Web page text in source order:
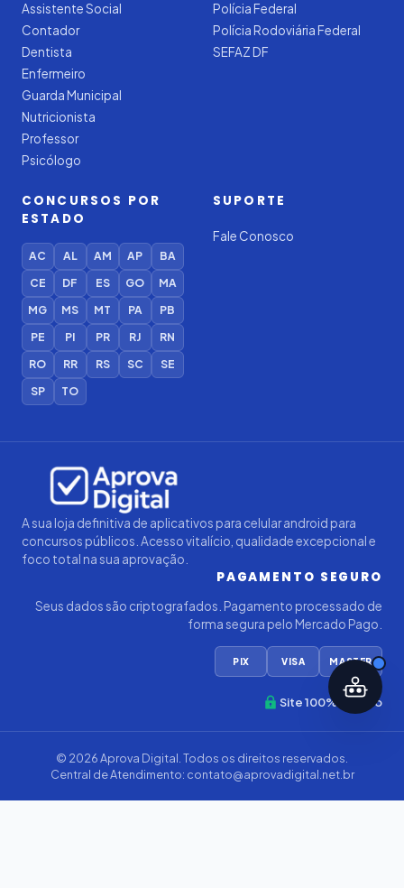
Assistente Social
Contador
Dentista
Enfermeiro
Guarda Municipal
Nutricionista
Professor
Psicólogo
Polícia Federal
Polícia Rodoviária Federal
SEFAZ DF
CONCURSOS POR
ESTADO
AC AL AM AP
BA
CE
DF ES GO
MA
MG
MS MT PA
PB
PE
PI PR RJ
RN
RO
RR RS SC
SE
SP
TO
SUPORTE
Fale Conosco
A sua loja definitiva de aplicativos para celular android para
concursos públicos. Acesso vitalício, qualidade excepcional e
foco total na sua aprovação.
PAGAMENTO SEGURO
Seus dados são criptografados. Pagamento processado de
forma segura pelo Mercado Pago.
PIX VISA MASTER
Site 100% Seguro
© 2026Aprova Digital . Todos os direitos reservados.
Central de Atendimento: contato@aprovadigital.net.br